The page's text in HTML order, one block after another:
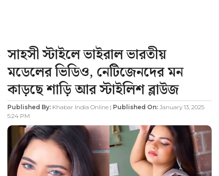
সাহসী স্টাইলে ভাইরাল ভারতীয়
মডেলের ভিডিও, নেটিজেনদের মন
কাড়ছে শাড়ি আর স্টাইলিশ ব্লাউজ
Published By: Khabar India Online | Published On: January 13, 2025
5:24 PM